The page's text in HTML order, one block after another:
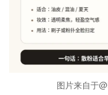
图片来自于